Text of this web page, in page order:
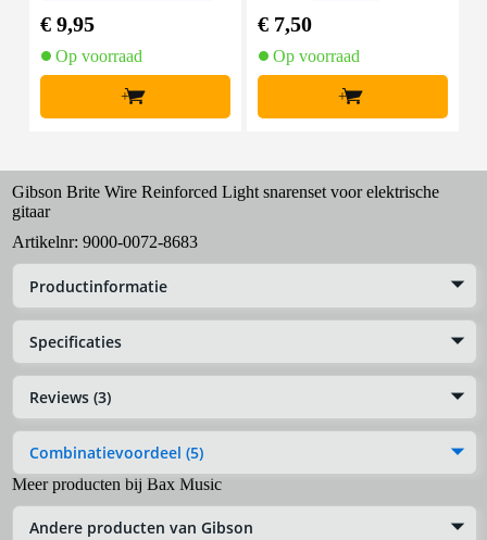
€ 9,95
Op voorraad
+
€ 7,50
Op voorraad
+
Gibson Brite Wire Reinforced Light snarenset voor elektrische
gitaar
Artikelnr: 9000-0072-8683
Productinformatie
Specificaties
Reviews (3)
Combinatievoordeel (5)
Meer producten bij Bax Music
Andere producten van Gibson